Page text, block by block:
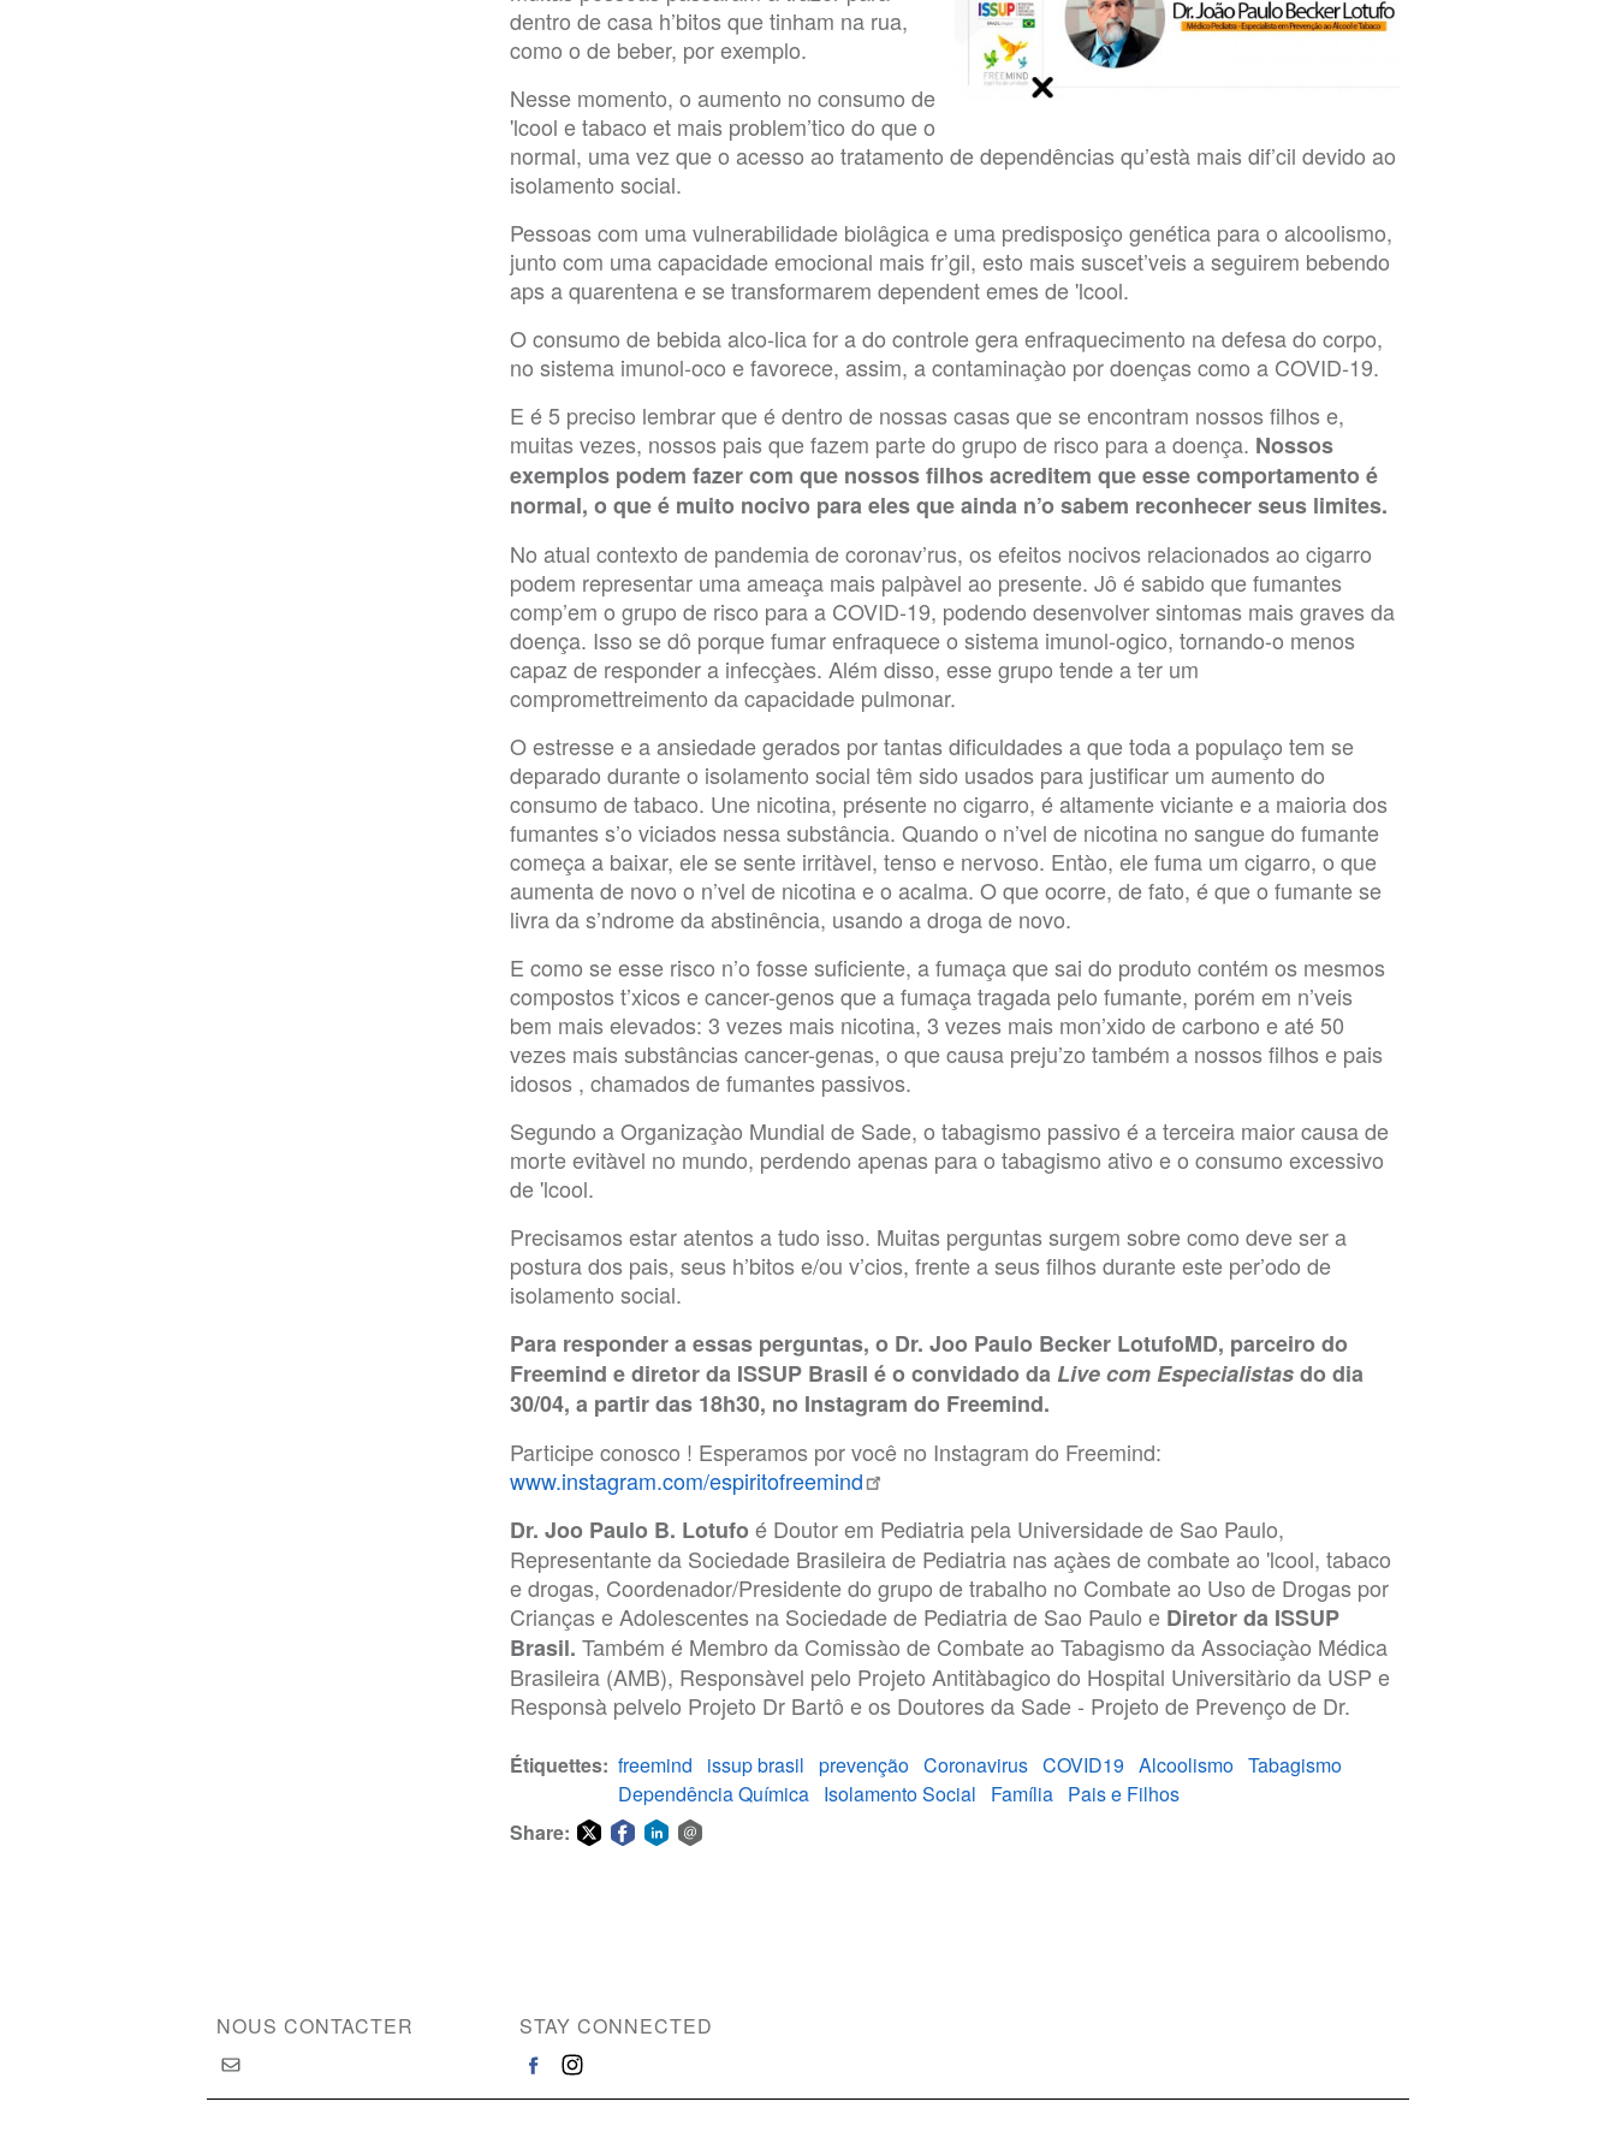
dentro de casa h’bitos que tinham na rua,
como o de beber, por exemplo.
Nesse momento, o aumento no consumo de
'lcool e tabaco et mais problem’tico do que o
normal, uma vez que o acesso ao tratamento de dependências qu’està mais dif’cil devido ao
isolamento social.
Pessoas com uma vulnerabilidade biolâgica e uma predisposiço genética para o alcoolismo,
junto com uma capacidade emocional mais fr’gil, esto mais suscet’veis a seguirem bebendo
aps a quarentena e se transformarem dependent emes de 'lcool.
O consumo de bebida alco-lica for a do controle gera enfraquecimento na defesa do corpo,
no sistema imunol-oco e favorece, assim, a contaminaçào por doenças como a COVID-19.
E é 5 preciso lembrar que é dentro de nossas casas que se encontram nossos filhos e,
muitas vezes, nossos pais que fazem parte do grupo de risco para a doença. Nossos
exemplos podem fazer com que nossos filhos acreditem que esse comportamento é
normal, o que é muito nocivo para eles que ainda n’o sabem reconhecer seus limites.
No atual contexto de pandemia de coronav’rus, os efeitos nocivos relacionados ao cigarro
podem representar uma ameaça mais palpàvel ao presente. Jô é sabido que fumantes
comp’em o grupo de risco para a COVID-19, podendo desenvolver sintomas mais graves da
doença. Isso se dô porque fumar enfraquece o sistema imunol-ogico, tornando-o menos
capaz de responder a infecçàes. Além disso, esse grupo tende a ter um
compromettreimento da capacidade pulmonar.
O estresse e a ansiedade gerados por tantas dificuldades a que toda a populaço tem se
deparado durante o isolamento social têm sido usados para justificar um aumento do
consumo de tabaco. Une nicotina, présente no cigarro, é altamente viciante e a maioria dos
fumantes s’o viciados nessa substância. Quando o n’vel de nicotina no sangue do fumante
começa a baixar, ele se sente irritàvel, tenso e nervoso. Entào, ele fuma um cigarro, o que
aumenta de novo o n’vel de nicotina e o acalma. O que ocorre, de fato, é que o fumante se
livra da s’ndrome da abstinência, usando a droga de novo.
E como se esse risco n’o fosse suficiente, a fumaça que sai do produto contém os mesmos
compostos t’xicos e cancer-genos que a fumaça tragada pelo fumante, porém em n’veis
bem mais elevados: 3 vezes mais nicotina, 3 vezes mais mon’xido de carbono e até 50
vezes mais substâncias cancer-genas, o que causa preju’zo também a nossos filhos e pais
idosos , chamados de fumantes passivos.
Segundo a Organizaçào Mundial de Sade, o tabagismo passivo é a terceira maior causa de
morte evitàvel no mundo, perdendo apenas para o tabagismo ativo e o consumo excessivo
de 'lcool.
Precisamos estar atentos a tudo isso. Muitas perguntas surgem sobre como deve ser a
postura dos pais, seus h’bitos e/ou v’cios, frente a seus filhos durante este per’odo de
isolamento social.
Para responder a essas perguntas, o Dr. Joo Paulo Becker LotufoMD, parceiro do
Freemind e diretor da ISSUP Brasil é o convidado daLive com Especialistasdo dia
30/04, a partir das 18h30, no Instagram do Freemind.
Participe conosco ! Esperamos por você no Instagram do Freemind:
www.instagram.com/espiritofreemind
Dr. Joo Paulo B. Lotufo é Doutor em Pediatria pela Universidade de Sao Paulo,
Representante da Sociedade Brasileira de Pediatria nas açàes de combate ao 'lcool, tabaco
e drogas, Coordenador/Presidente do grupo de trabalho no Combate ao Uso de Drogas por
Crianças e Adolescentes na Sociedade de Pediatria de Sao Paulo e Diretor da ISSUP
Brasil. Também é Membro da Comissào de Combate ao Tabagismo da Associaçào Médica
Brasileira (AMB), Responsàvel pelo Projeto Antitàbagico do Hospital Universitàrio da USP e
Responsà pelvelo Projeto Dr Bartô e os Doutores da Sade - Projeto de Prevenço de Dr.
Étiquettes freemind issup brasil prevenção Coronavirus COVID19 Alcoolismo Tabagismo
Dependência Química Isolamento Social Família Pais e Filhos
Share:
NOUS CONTACTER STAY CONNECTED